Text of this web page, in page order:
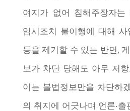
여지가 없어 침해주장자는
임시조치 불이행에 대해
등을 제기할 수 있는 반면,
보가 차단 당해도 아무 저
이는 불법정보만을 차단하
의 취지에 어긋나며 언론‧출